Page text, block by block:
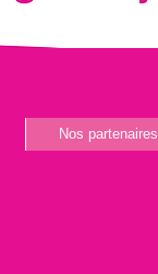
Nos partenaires